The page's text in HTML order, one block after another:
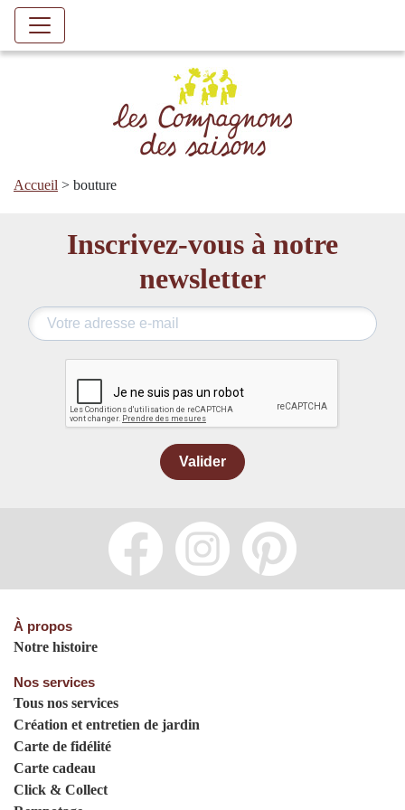
Accueil > bouture
Inscrivez-vous à notre
newsletter
Valider
À propos
Notre histoire
Nos services
Tous nos services
Création et entretien de jardin
Carte de fidélité
Carte cadeau
Click & Collect